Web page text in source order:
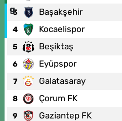
3 Başakşehir
4 Kocaelispor
5 Beşiktaş
6 Eyüpspor
7 Galatasaray
8 Çorum FK
9 Gaziantep FK